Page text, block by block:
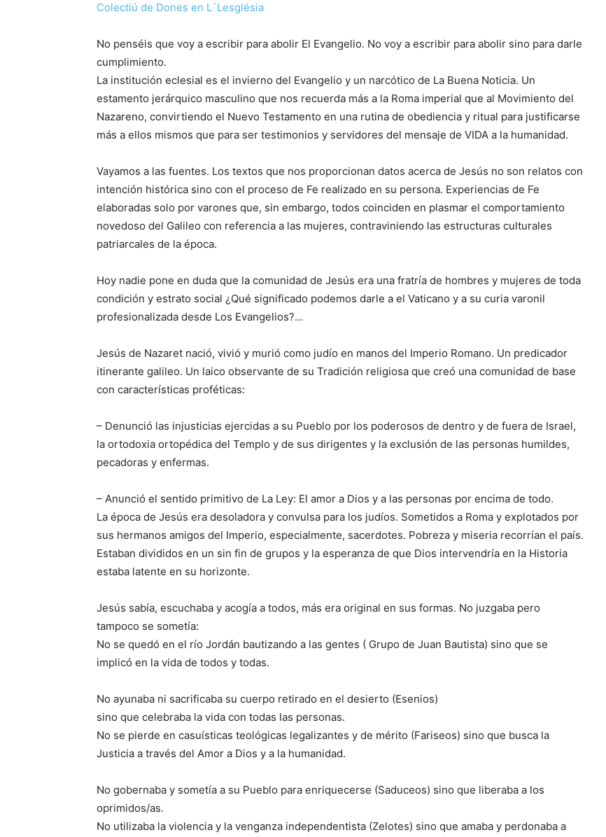
Colectiú de Dones en L`Lesglésia
No penséis que voy a escribir para abolir El Evangelio. No voy a escribir para abolir sino para darle
cumplimiento.
La institución eclesial es el invierno del Evangelio y un narcótico de La Buena Noticia. Un
estamento jerárquico masculino que nos recuerda más a la Roma imperial que al Movimiento del
Nazareno, convirtiendo el Nuevo Testamento en una rutina de obediencia y ritual para justificarse
más a ellos mismos que para ser testimonios y servidores del mensaje de VIDA a la humanidad.
Vayamos a las fuentes. Los textos que nos proporcionan datos acerca de Jesús no son relatos con
intención histórica sino con el proceso de Fe realizado en su persona. Experiencias de Fe
elaboradas solo por varones que, sin embargo, todos coinciden en plasmar el comportamiento
novedoso del Galileo con referencia a las mujeres, contraviniendo las estructuras culturales
patriarcales de la época.
Hoy nadie pone en duda que la comunidad de Jesús era una fratría de hombres y mujeres de toda
condición y estrato social ¿Qué significado podemos darle a el Vaticano y a su curia varonil
profesionalizada desde Los Evangelios?…
Jesús de Nazaret nació, vivió y murió como judío en manos del Imperio Romano. Un predicador
itinerante galileo. Un laico observante de su Tradición religiosa que creó una comunidad de base
con características proféticas:
– Denunció las injusticias ejercidas a su Pueblo por los poderosos de dentro y de fuera de Israel,
la ortodoxia ortopédica del Templo y de sus dirigentes y la exclusión de las personas humildes,
pecadoras y enfermas.
– Anunció el sentido primitivo de La Ley: El amor a Dios y a las personas por encima de todo.
La época de Jesús era desoladora y convulsa para los judíos. Sometidos a Roma y explotados por
sus hermanos amigos del Imperio, especialmente, sacerdotes. Pobreza y miseria recorrían el país.
Estaban divididos en un sin fin de grupos y la esperanza de que Dios intervendría en la Historia
estaba latente en su horizonte.
Jesús sabía, escuchaba y acogía a todos, más era original en sus formas. No juzgaba pero
tampoco se sometía:
No se quedó en el río Jordán bautizando a las gentes ( Grupo de Juan Bautista) sino que se
implicó en la vida de todos y todas.
No ayunaba ni sacrificaba su cuerpo retirado en el desierto (Esenios)
sino que celebraba la vida con todas las personas.
No se pierde en casuísticas teológicas legalizantes y de mérito (Fariseos) sino que busca la
Justicia a través del Amor a Dios y a la humanidad.
No gobernaba y sometía a su Pueblo para enriquecerse (Saduceos) sino que liberaba a los
oprimidos/as.
No utilizaba la violencia y la venganza independentista (Zelotes) sino que amaba y perdonaba a